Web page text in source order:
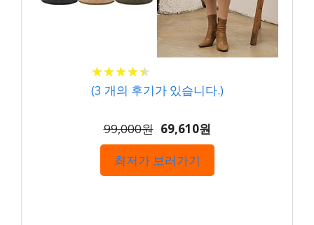
★★★★★
★★★★★
(3 개의 후기가 있습니다.)
99,000원 69,610원
최저가 보러가기